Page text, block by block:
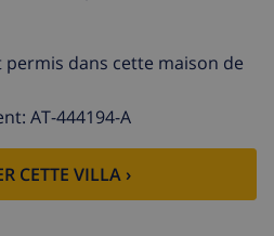
km de l'aéroport
et il est situé dans une
et dans le complexe
de jardin, clôture, 30 m²
internet (wifi), chauffage
piscine privée, parking
satellite (Langues: Espagnol,
dans cette maison de
AT-444194-A
CETTE VILLA ›